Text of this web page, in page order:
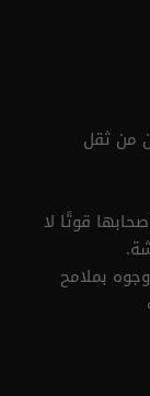
من ثقل
قوتًا لا
بملامح